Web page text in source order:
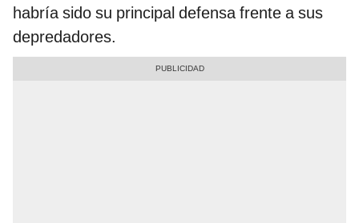
habría sido su principal defensa frente a sus
depredadores.